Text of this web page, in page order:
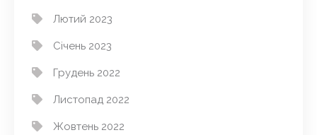
Лютий 2023
Січень 2023
Грудень 2022
Листопад 2022
Жовтень 2022